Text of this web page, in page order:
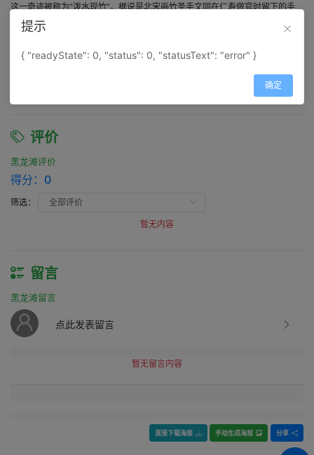
这一奇迹被称为“泼水现竹”。据说是北宋画竹圣手文同在仁寿做官时留下的手
迹。至于为何“泼水”能够“现竹”，则是一个未解的谜。湖区四周林木葱郁，四季
妩媚清新，湖中有野鸭、白鹭，灰鹤、天鹅等上百种鸟类栖息。 黑龙滩为省级
培训中心、黑龙滩饭店、物资宾馆等多处可供游客进餐住宿。所供应的全鱼席
评价
黑龙滩评价
得分： 0
筛选：
暂无内容
留言
黑龙滩留言
点此发表留言
暂无留言内容
直接下载海报 手动生成海报 分享
提示
{ "readyState": 0, "status": 0, "statusText": "error" }
确定